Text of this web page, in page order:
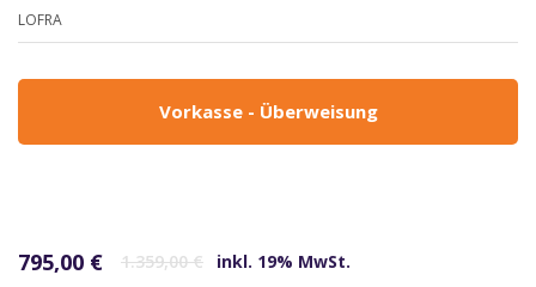
LOFRA
Vorkasse - Überweisung
1.359,00€
795,00 € inkl. 19% MwSt.